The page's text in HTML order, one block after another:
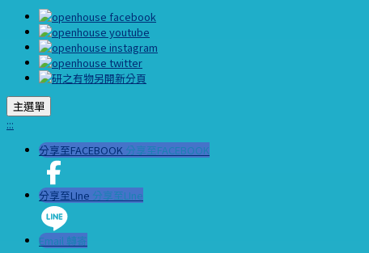
主選單
:::
分享至FACEBOOK 分享至FACEBOOK
分享至LIne 分享至LIne
Email 轉寄